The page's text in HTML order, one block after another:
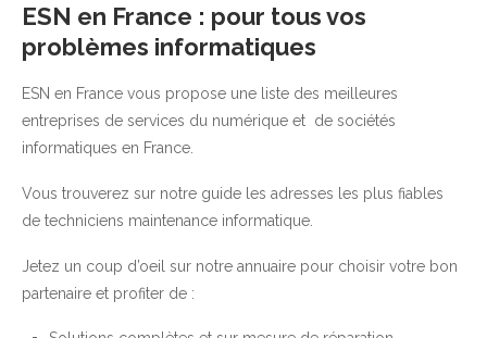
ESN en France : pour tous vos
problèmes informatiques
ESN en France vous propose une liste des meilleures
entreprises de services du numérique et de sociétés
informatiques en France.
Vous trouverez sur notre guide les adresses les plus fiables
de techniciens maintenance informatique.
Jetez un coup d’oeil sur notre annuaire pour choisir votre bon
partenaire et profiter de :